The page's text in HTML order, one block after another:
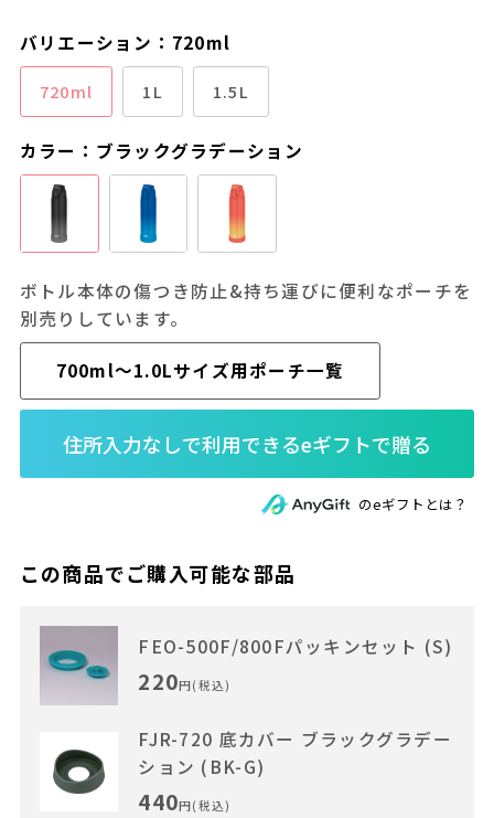
バリエーション：720ml
720ml 1L 1.5L
カラー：ブラックグラデーション
ボトル本体の傷つき防止&持ち運びに便利なポーチを
別売りしています。
700ml～1.0Lサイズ用ポーチ一覧
のeギフトとは？
この商品でご購入可能な部品
FEO-500F/800Fパッキンセット (S)
220円(税込)
FJR-720 底カバー ブラックグラデー
ション (BK-G)
440円(税込)